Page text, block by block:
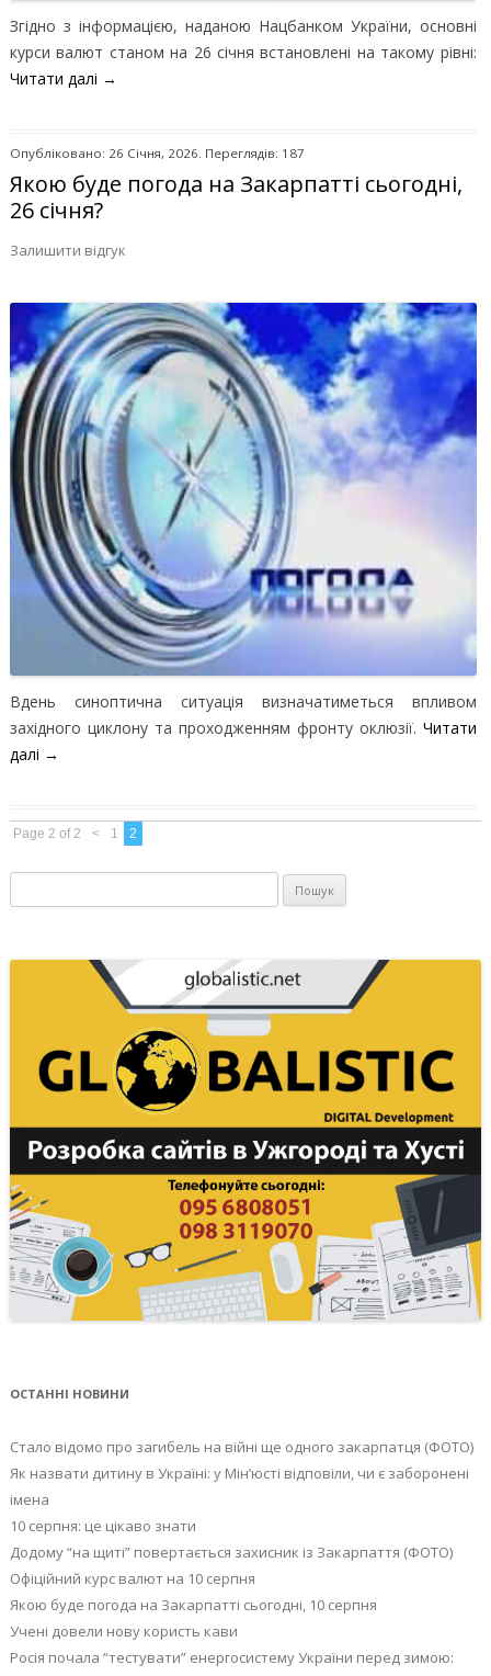
Згідно з інформацією, наданою Нацбанком України, основні
курси валют станом на 26 січня встановлені на такому рівні:
Читати далі →
Опубліковано: 26 Січня, 2026. Переглядів: 187
Якою буде погода на Закарпатті сьогодні,
26 січня?
Залишити відгук
Вдень синоптична ситуація визначатиметься впливом
західного циклону та проходженням фронту оклюзії. Читати
далі →
Page 2 of 2 < 1 2
ОСТАННІ НОВИНИ
Стало відомо про загибель на війні ще одного закарпатця (ФОТО)
Як назвати дитину в Україні: у Мін’юсті відповіли, чи є заборонені
імена
10 серпня: це цікаво знати
Додому “на щиті” повертається захисник із Закарпаття (ФОТО)
Офіційний курс валют на 10 серпня
Якою буде погода на Закарпатті сьогодні, 10 серпня
Учені довели нову користь кави
Росія почала “тестувати” енергосистему України перед зимою: